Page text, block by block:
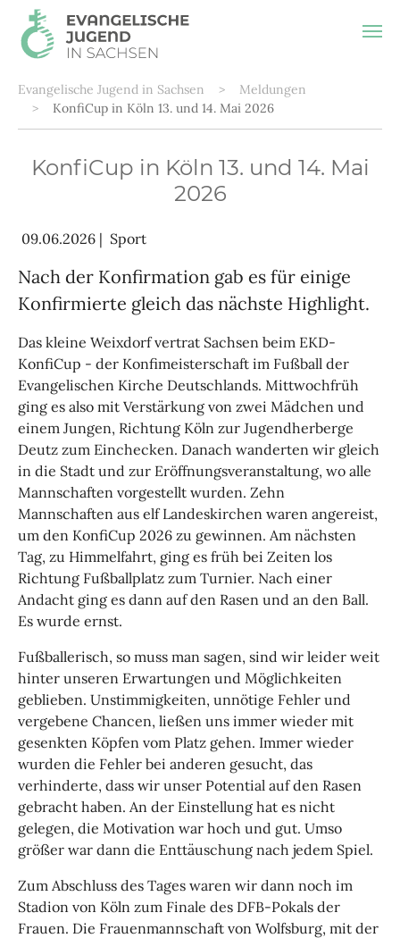
Zum Hauptinhalt springen
Sie sind hier:
Evangelische Jugend in Sachsen
Meldungen
KonfiCup in Köln 13. und 14. Mai 2026
KonfiCup in Köln 13. und 14. Mai
2026
09.06.2026 | Sport
Nach der Konfirmation gab es für einige
Konfirmierte gleich das nächste Highlight.
Das kleine Weixdorf vertrat Sachsen beim EKD-
KonfiCup - der Konfimeisterschaft im Fußball der
Evangelischen Kirche Deutschlands. Mittwochfrüh
ging es also mit Verstärkung von zwei Mädchen und
einem Jungen, Richtung Köln zur Jugendherberge
Deutz zum Einchecken. Danach wanderten wir gleich
in die Stadt und zur Eröffnungsveranstaltung, wo alle
Mannschaften vorgestellt wurden. Zehn
Mannschaften aus elf Landeskirchen waren angereist,
um den KonfiCup 2026 zu gewinnen. Am nächsten
Tag, zu Himmelfahrt, ging es früh bei Zeiten los
Richtung Fußballplatz zum Turnier. Nach einer
Andacht ging es dann auf den Rasen und an den Ball.
Es wurde ernst.
Fußballerisch, so muss man sagen, sind wir leider weit
hinter unseren Erwartungen und Möglichkeiten
geblieben. Unstimmigkeiten, unnötige Fehler und
vergebene Chancen, ließen uns immer wieder mit
gesenkten Köpfen vom Platz gehen. Immer wieder
wurden die Fehler bei anderen gesucht, das
verhinderte, dass wir unser Potential auf den Rasen
gebracht haben. An der Einstellung hat es nicht
gelegen, die Motivation war hoch und gut. Umso
größer war dann die Enttäuschung nach jedem Spiel.
Zum Abschluss des Tages waren wir dann noch im
Stadion von Köln zum Finale des DFB-Pokals der
Frauen. Die Frauenmannschaft von Wolfsburg, mit der